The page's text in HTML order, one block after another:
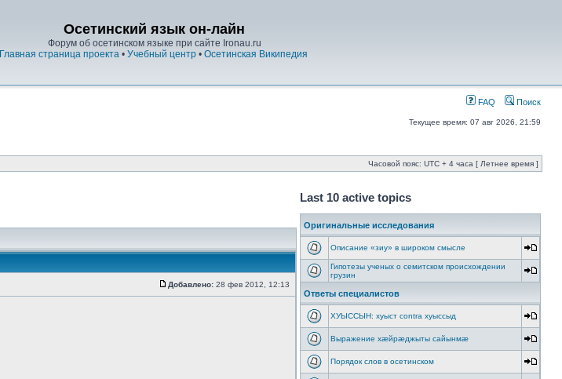
Осетинский язык он-лайн
Форум об осетинском языке при сайте Ironau.ru
Главная страница проекта • Учебный центр • Осетинская Википедия
FAQ Поиск
Текущее время: 07 авг 2026, 21:59
Часовой пояс: UTC + 4 часа [ Летнее время ]
Добавлено: 28 фев 2012, 12:13
Last 10 active topics
Оригинальные исследования
Описание «зиу» в широком смысле
Гипотезы ученых о семитском происхождении
грузин
Ответы специалистов
ХУЫССЫН: хуыст contra хуыссыд
Выражение хæйрæджыты сайынмæ
Порядок слов в осетинском